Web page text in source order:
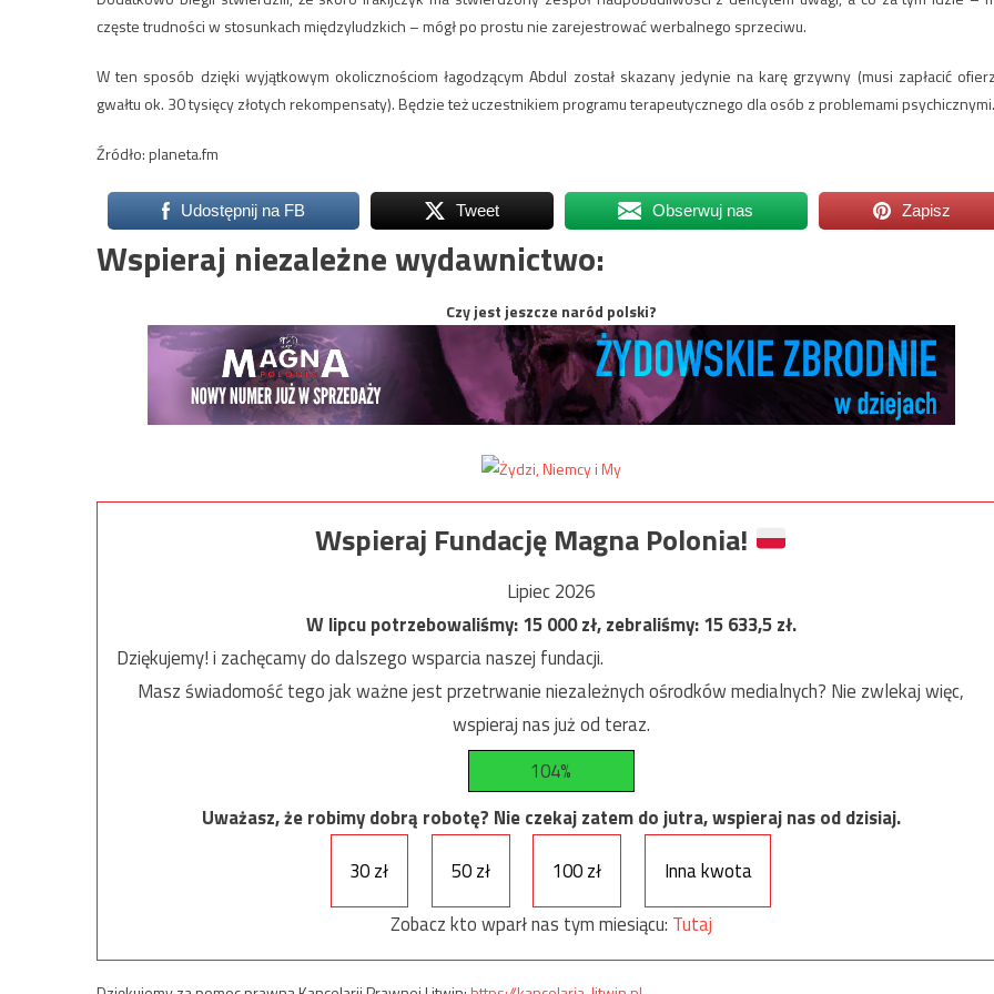
częste trudności w stosunkach międzyludzkich – mógł po prostu nie zarejestrować werbalnego sprzeciwu.
W ten sposób dzięki wyjątkowym okolicznościom łagodzącym Abdul został skazany jedynie na karę grzywny (musi zapłacić
gwałtu ok. 30 tysięcy złotych rekompensaty). Będzie też uczestnikiem programu terapeutycznego dla osób z problemami psychicznymi.
Źródło: planeta.fm
Udostępnij na FB Tweet Obserwuj nas Zapisz
Wspieraj niezależne wydawnictwo:
Czy jest jeszcze naród polski?
Wspieraj Fundację Magna Polonia!
Lipiec 2026
W lipcu potrzebowaliśmy:15 000zł, zebraliśmy:15 633,5zł.
Dziękujemy! i zachęcamy do dalszego wsparcia naszej fundacji.
Masz świadomość tego jak ważne jest przetrwanie niezależnych ośrodków medialnych? Nie zwlekaj więc,
wspieraj nas już od teraz.
104%
Uważasz, że robimy dobrą robotę? Nie czekaj zatem do jutra, wspieraj nas od dzisiaj.
30 zł
50 zł 100 zł
Inna kwota
Zobacz kto wparł nas tym miesiącu: Tutaj